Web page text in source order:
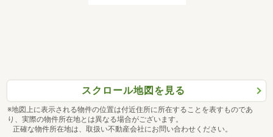
スクロール地図を見る
※地図上に表示される物件の位置は付近住所に所在することを表すものであ
り、実際の物件所在地とは異なる場合がございます。
正確な物件所在地は、取扱い不動産会社にお問い合わせください。